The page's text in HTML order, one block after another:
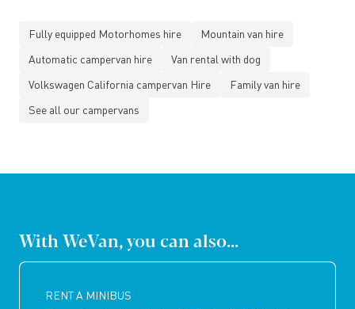
Fully equipped Motorhomes hire
Mountain van hire
Automatic campervan hire
Van rental with dog
Volkswagen California campervan Hire
Family van hire
See all our campervans
With WeVan, you can also...
RENT A MINIBUS